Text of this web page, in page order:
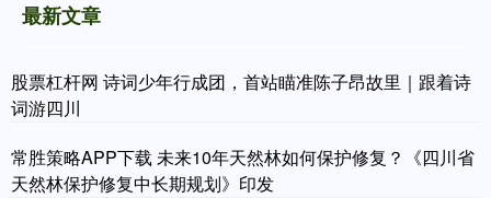
最新文章
股票杠杆网 诗词少年行成团，首站瞄准陈子昂故里｜跟着诗
词游四川
常胜策略APP下载 未来10年天然林如何保护修复？《四川省
天然林保护修复中长期规划》印发